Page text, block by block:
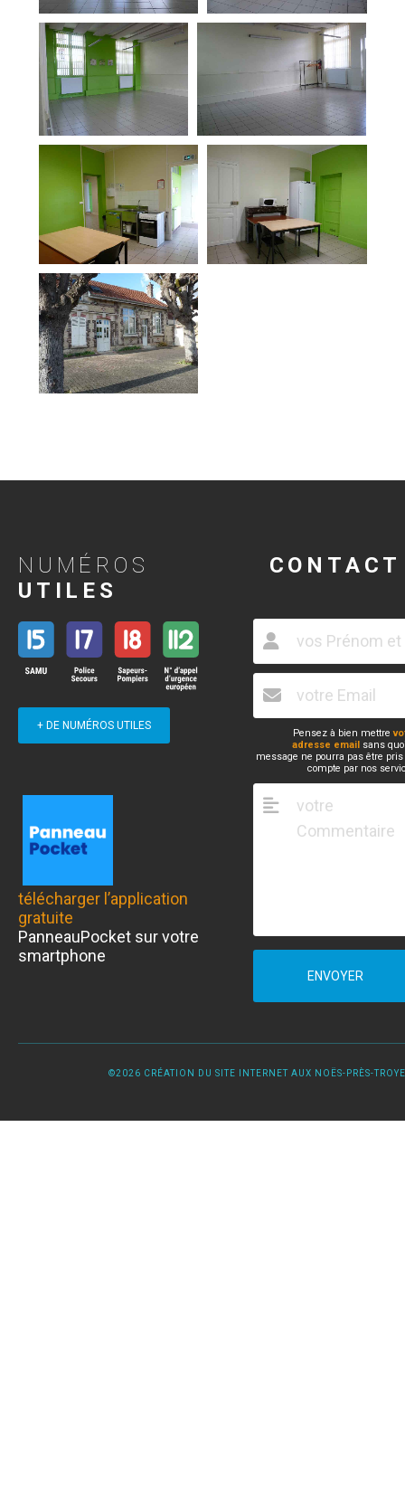
NUMÉROS
UTILES
+ DE NUMÉROS UTILES
télécharger l’application
gratuite
PanneauPocket sur votre
smartphone
CONTACT
Pensez à bien mettre
adresse email sans
message ne pourra pas être
compte par nos
ENVOYER
©2026 CRÉATION DU SITE INTERNET AUX NOËS-PRÈS-